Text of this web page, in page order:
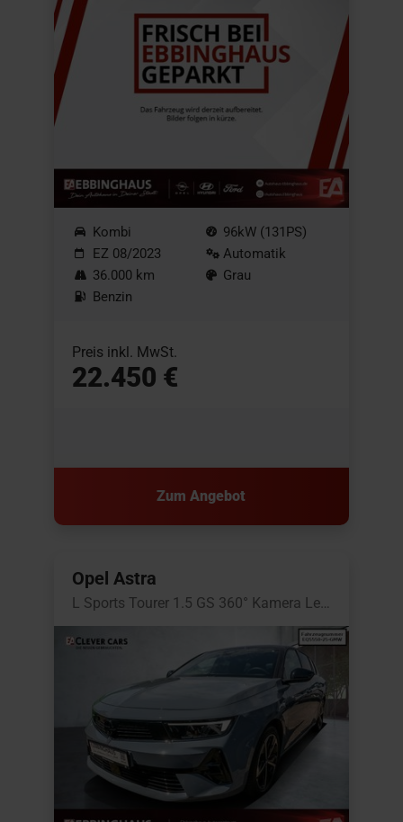
Kombi
EZ 08/2023
36.000 km
Benzin
96kW (131PS)
Automatik
Grau
Preis inkl. MwSt.
22.450 €
Zum Angebot
Opel Astra
L Sports Tourer 1.5 GS 360° Kamera Leder